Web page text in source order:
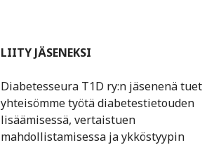
LIITY JÄSENEKSI
Diabetesseura T1D ry:n jäsenenä tuet
yhteisömme työtä diabetestietouden
lisäämisessä, vertaistuen
mahdollistamisessa ja ykköstyypin